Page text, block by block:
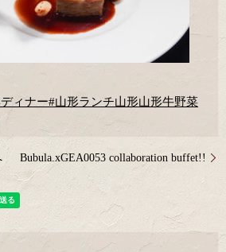
ィナー#山形ランチ山形山形牛野菜
Bubula.xGEA0053 collaboration buffet!!